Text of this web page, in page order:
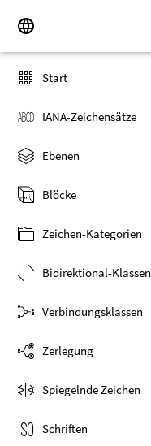
Start
IANA-Zeichensätze
Ebenen
Blöcke
Zeichen-Kategorien
Bidirektional-Klassen
Verbindungsklassen
Zerlegung
Spiegelnde Zeichen
Schriften